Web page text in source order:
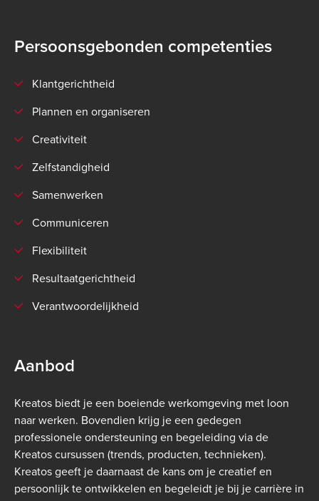
Persoonsgebonden competenties
Klantgerichtheid
Plannen en organiseren
Creativiteit
Zelfstandigheid
Samenwerken
Communiceren
Flexibiliteit
Resultaatgerichtheid
Verantwoordelijkheid
Aanbod
Kreatos biedt je een boeiende werkomgeving met loon
naar werken. Bovendien krijg je een gedegen
professionele ondersteuning en begeleiding via de
Kreatos cursussen (trends, producten, technieken).
Kreatos geeft je daarnaast de kans om je creatief en
persoonlijk te ontwikkelen en begeleidt je bij je carrière in